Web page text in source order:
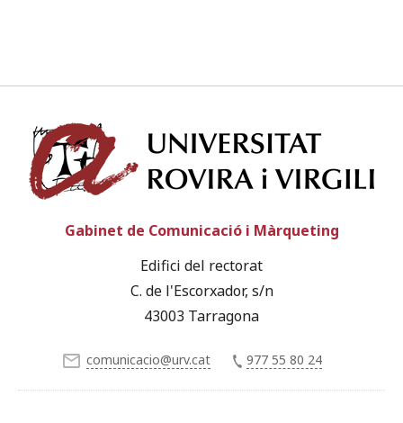
Gabinet de Comunicació i Màrqueting
Edifici del rectorat
C. de l'Escorxador, s/n
43003 Tarragona
comunicacio@urv.cat 977 55 80 24